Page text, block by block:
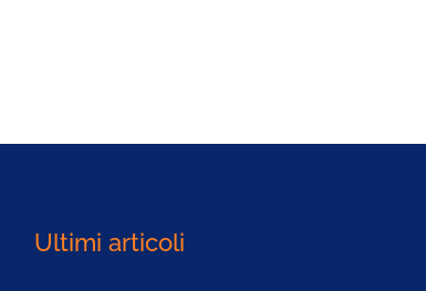
Ultimi articoli